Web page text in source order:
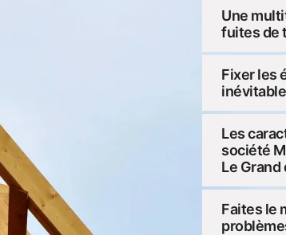
Une
fuites de
Fixer les
Les
société
Le Grand
Faites le